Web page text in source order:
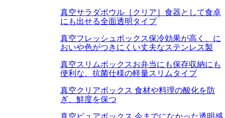
真空サラダボウル［クリア］ 食器として食卓
にも出せる全面透明タイプ
真空フレッシュボックス保冷効果が高く、に
おいや色がつきにくい丈夫なステンレス製
真空スリムボックスお弁当にも保存収納にも
便利な、抗菌仕様の軽量スリムタイプ
真空クリアボックス 食材や料理の酸化を防
ぎ、鮮度を保つ
真空ピュアボックス 今までになかった透明感